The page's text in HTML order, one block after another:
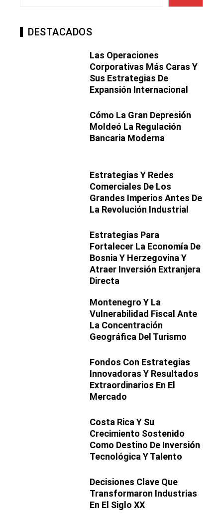
DESTACADOS
Las Operaciones
Corporativas Más Caras Y
Sus Estrategias De
Expansión Internacional
Cómo La Gran Depresión
Moldeó La Regulación
Bancaria Moderna
Estrategias Y Redes
Comerciales De Los
Grandes Imperios Antes De
La Revolución Industrial
Estrategias Para
Fortalecer La Economía De
Bosnia Y Herzegovina Y
Atraer Inversión Extranjera
Directa
Montenegro Y La
Vulnerabilidad Fiscal Ante
La Concentración
Geográfica Del Turismo
Fondos Con Estrategias
Innovadoras Y Resultados
Extraordinarios En El
Mercado
Costa Rica Y Su
Crecimiento Sostenido
Como Destino De Inversión
Tecnológica Y Talento
Decisiones Clave Que
Transformaron Industrias
En El Siglo XX